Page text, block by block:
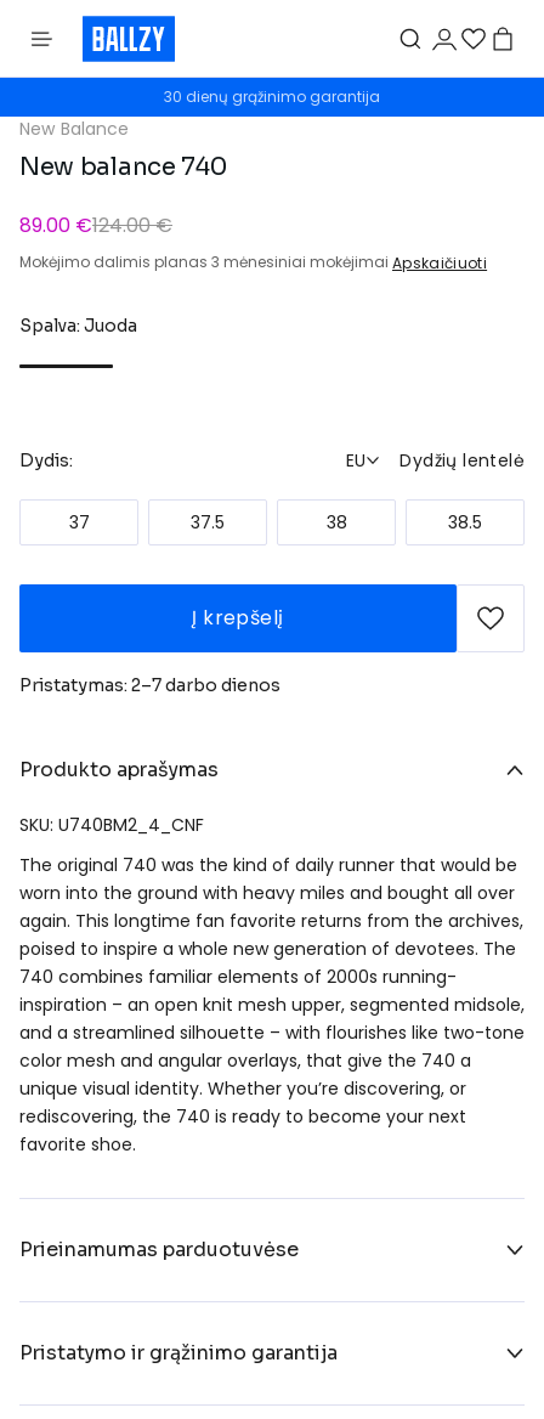
30 dienų grąžinimo garantija
New Balance
New balance 740
89.00 €124.00 €
Mokėjimo dalimis planas 3 mėnesiniai mokėjimai Apskaičiuoti
Spalva: Juoda
Dydis: EU Dydžių lentelė
37 37.5 38 38.5
Į krepšelį
Pristatymas: 2–7 darbo dienos
Produkto aprašymas
SKU: U740BM2_4_CNF
The original 740 was the kind of daily runner that would be
worn into the ground with heavy miles and bought all over
again. This longtime fan favorite returns from the archives,
poised to inspire a whole new generation of devotees. The
740 combines familiar elements of 2000s running-
inspiration – an open knit mesh upper, segmented midsole,
and a streamlined silhouette – with flourishes like two-tone
color mesh and angular overlays, that give the 740 a
unique visual identity. Whether you’re discovering, or
rediscovering, the 740 is ready to become your next
favorite shoe.
Prieinamumas parduotuvėse
Pristatymo ir grąžinimo garantija